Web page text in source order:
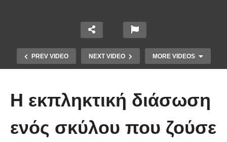
PREV VIDEO NEXT VIDEO MORE VIDEOS
Η εκπληκτική διάσωση
ενός σκύλου που ζούσε